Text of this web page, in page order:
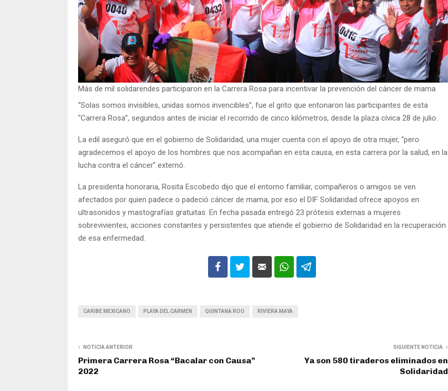
Más de mil solidarendes participaron en la Carrera Rosa para incentivar la prevención del cáncer de mama
“Solas somos invisibles, unidas somos invencibles”, fue el grito que entonaron las participantes de esta
“Carrera Rosa”, segundos antes de iniciar el recorrido de cinco kilómetros, desde la plaza cívica 28 de julio.
La edil aseguró que en el gobierno de Solidaridad, una mujer cuenta con el apoyo de otra mujer, “pero
agradecemos el apoyo de los hombres que nos acompañan en esta causa, en esta carrera por la salud, en la
lucha contra el cáncer” externó.
La presidenta honoraria, Rosita Escobedo dijo que el entorno familiar, compañeros o amigos se ven
afectados por quien padece o padeció cáncer de mama, por eso el DIF Solidaridad ofrece apoyos en
ultrasonidos y mastografías gratuitas. En fecha pasada entregó 23 prótesis externas a mujeres
sobrevivientes, acciones constantes y persistentes que atiende el gobierno de Solidaridad en la recuperación
de esa enfermedad.
CARIBE MEXICANO PLAYA DEL CARMEN QUINTANA ROO RIVIERA MAYA
NOTICIA ANTERIOR
Primera Carrera Rosa “Bacalar con Causa”
2022
SIGUIENTE NOTICIA
Ya son 580 tiraderos eliminados en
Solidaridad